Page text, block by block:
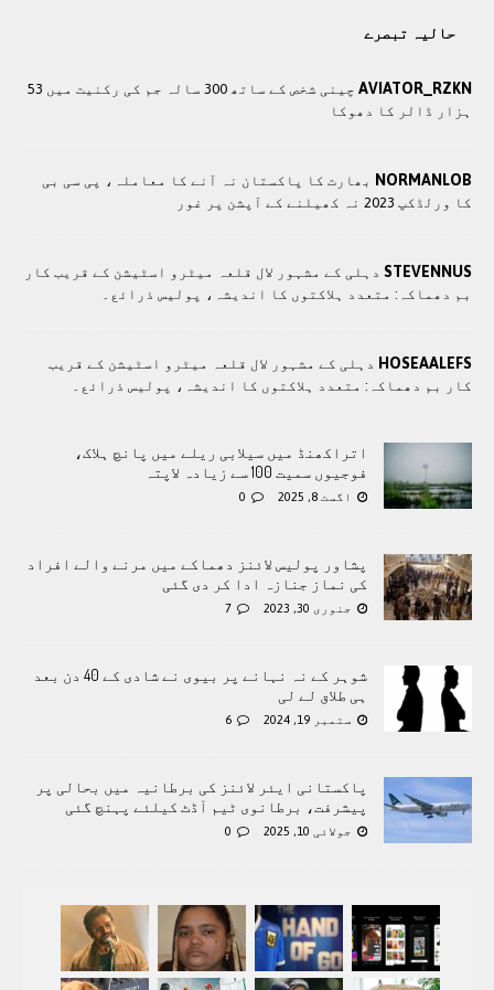
حالیہ تبصرے
AVIATOR_RZKN
چینی شخص کے ساتھ 300 سالہ جم کی رکنیت میں 53
ہزار ڈالر کا دھوکا
NORMANLOB بھارت کا پاکستان نہ آنے کا معاملہ، پی سی بی
کا ورلڈکپ 2023 نہ کھیلنے کے آپشن پر غور
STEVENNUS دہلی کے مشہور لال قلعہ میٹرو اسٹیشن کے قریب کار
بم دھماکہ: متعدد ہلاکتوں کا انديشہ، پولیس ذرائع۔
HOSEAALEFS دہلی کے مشہور لال قلعہ میٹرو اسٹیشن کے قریب
کار بم دھماکہ: متعدد ہلاکتوں کا انديشہ، پولیس ذرائع۔
اتراکھنڈ میں سیلابی ریلے میں پانچ ہلاک،
فوجیوں سمیت 100 سے زیادہ لاپتہ
اگست 8, 2025 0
پشاور پولیس لائنز دھماکے میں مرنے والے افراد
کی نماز جنازہ ادا کر دی گئی
جنوری 30, 2023 7
شوہر کے نہ نہانے پر بیوی نے شادی کے 40 دن بعد
ہی طلاق لے لی
ستمبر 19, 2024 6
پاکستانی ایئر لائنز کی برطانیہ میں بحالی پر
پیشرفت، برطانوی ٹیم آڈٹ کیلئے پہنچ گئی
جولائی 10, 2025 0